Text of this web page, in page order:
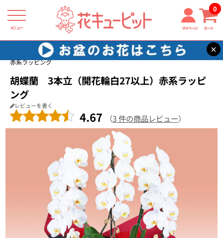
メニュー マイページ カート
0
×
花キューピット お祝い
【お祝い】胡蝶蘭 3本立（開花輪白27以上）
赤系ラッピング
胡蝶蘭 3本立（開花輪白27以上）赤系ラッピ
ング
レビューを書く
4.67 （3 件の商品レビュー）